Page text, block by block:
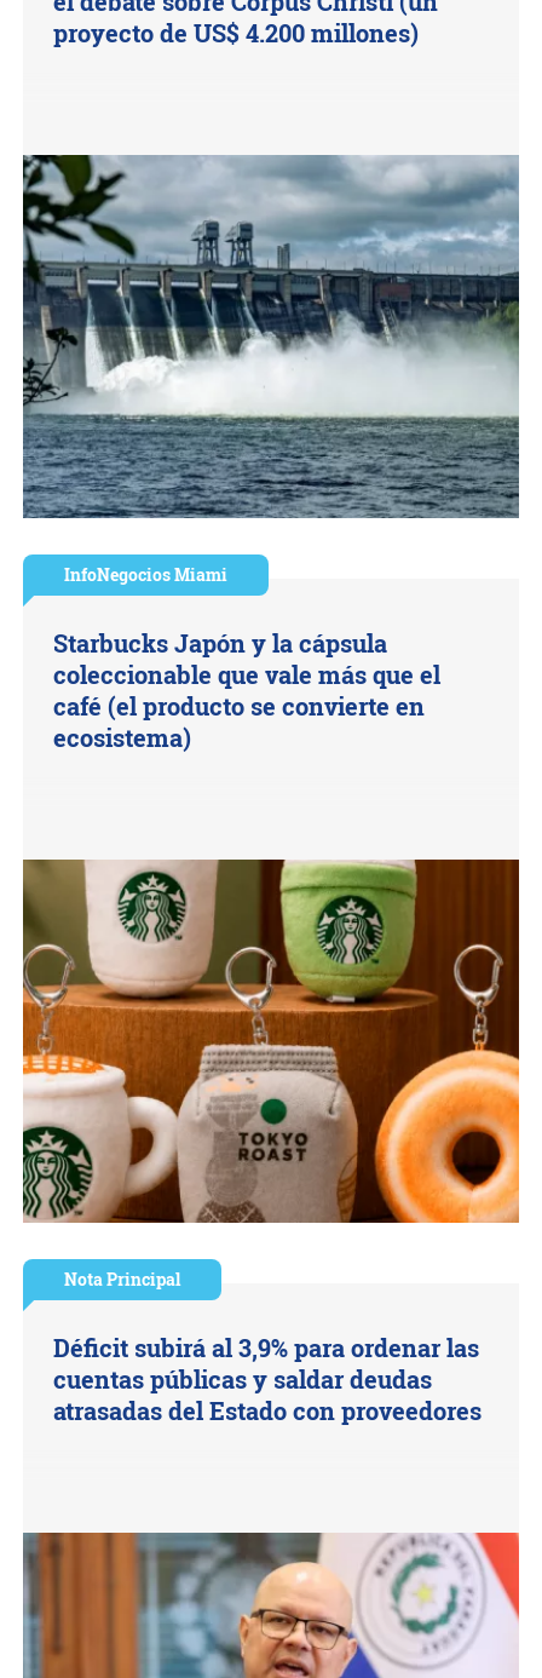
proyecto de US$ 4.200 millones)
InfoNegocios Miami
Starbucks Japón y la cápsula
coleccionable que vale más que el
café (el producto se convierte en
ecosistema)
Nota Principal
Déficit subirá al 3,9% para ordenar las
cuentas públicas y saldar deudas
atrasadas del Estado con proveedores